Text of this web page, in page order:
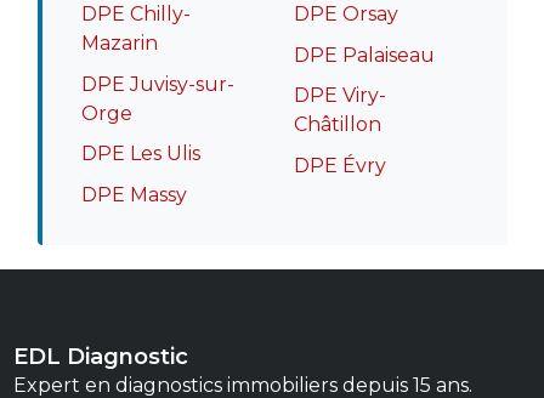
DPE Chilly-
Mazarin
DPE Juvisy-sur-
Orge
DPE Les Ulis
DPE Massy
DPE Orsay
DPE Palaiseau
DPE Viry-
Châtillon
DPE Évry
EDL Diagnostic
Expert en diagnostics immobiliers depuis 15 ans.